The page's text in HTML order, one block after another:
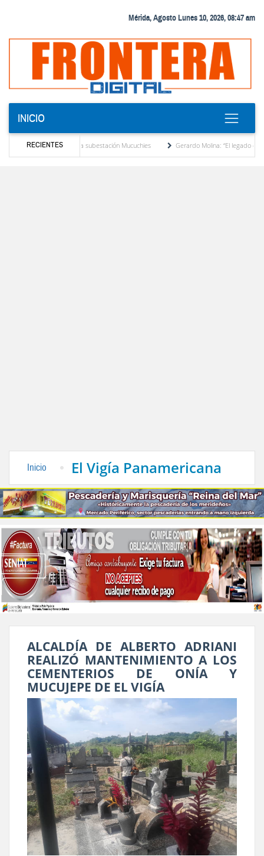
Mérida, Agosto Lunes 10, 2026, 08:47 am
INICIO
RECIENTES
en la subestación Mucuchies
Gerardo Molina: “El legado de Alberto Adriani
Inicio El Vigía Panamericana
ALCALDÍA DE ALBERTO ADRIANI
REALIZÓ MANTENIMIENTO A LOS
CEMENTERIOS DE ONÍA Y
MUCUJEPE DE EL VIGÍA